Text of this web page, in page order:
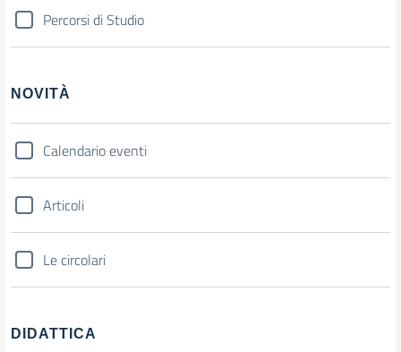
Percorsi di Studio
NOVITÀ
Calendario eventi
Articoli
Le circolari
DIDATTICA